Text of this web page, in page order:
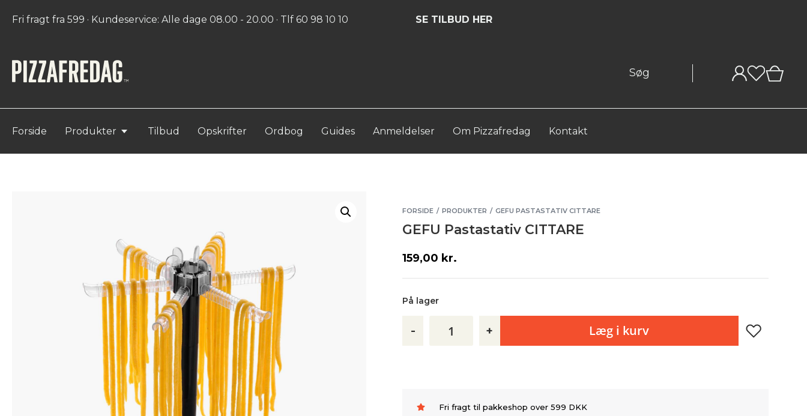
Fri fragt fra 599 · Kundeservice: Alle dage 08.00 - 20.00 · Tlf 60 98 10 10 SE TILBUD HER
Forside Produkter Tilbud Opskrifter Ordbog Guides Anmeldelser Om Pizzafredag Kontakt
FORSIDE / PRODUKTER / GEFU PASTASTATIV CITTARE
GEFU Pastastativ CITTARE
159,00 kr.
På lager
- + Læg i kurv
Fri fragt til pakkeshop over 599 DKK